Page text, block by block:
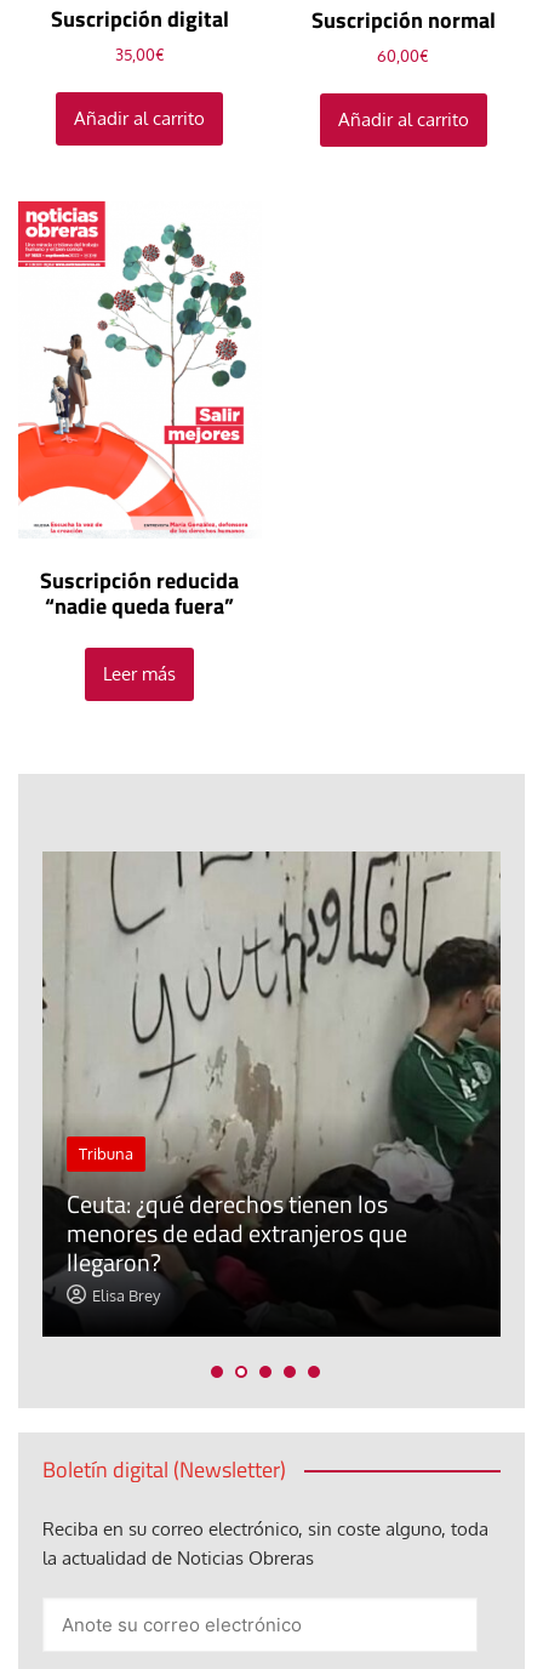
Suscripción digital
35,00€
Añadir al carrito
Suscripción normal
60,00€
Añadir al carrito
Suscripción reducida
“nadie queda fuera”
Leer más
Tribuna
Ceuta: ¿qué derechos tienen los
menores de edad extranjeros que
llegaron?
Elisa Brey
Boletín digital (Newsletter)
Reciba en su correo electrónico, sin coste alguno, toda
la actualidad de Noticias Obreras